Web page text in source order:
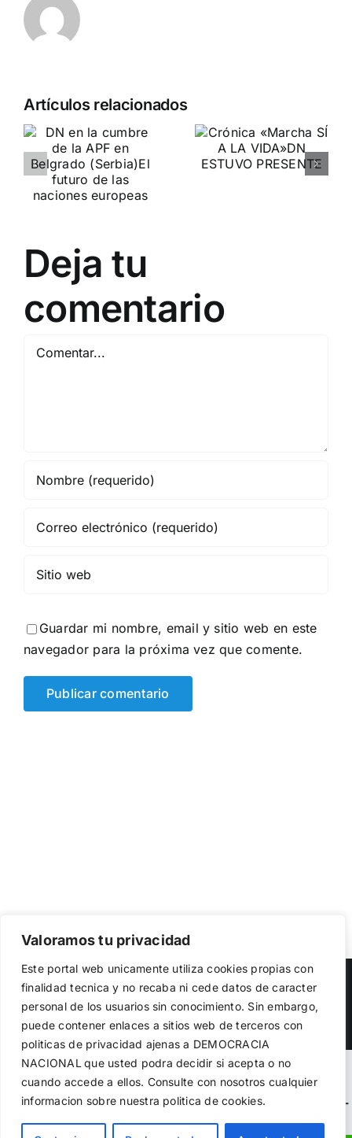
Valoramos tu privacidad
Este portal web unicamente utiliza cookies propias con
finalidad tecnica y no recaba ni cede datos de caracter
personal de los usuarios sin conocimiento. Sin embargo,
puede contener enlaces a sitios web de terceros con
politicas de privacidad ajenas a DEMOCRACIA
NACIONAL que usted podra decidir si acepta o no
cuando accede a ellos. Consulte con nosotros cualquier
informacion sobre nuestra politica de cookies.
Artículos relacionados
Crónica
«Marcha SÍ
A LA VIDA»
DN ESTUVO PRESENTE
DN en la
Reunión
Deja tu
comentario
Guardar mi nombre, email y sitio web en este
navegador para la próxima vez que comente.
Copyright 2023 | Democracia Nacional | All Rights Reserved
Facebook
TwitterInstagram
Warning: Undefined variable $visibility_homepage in
/home/demopwcr/public_html/wp-content/plugins/kn-
mobile-sharebar/kn_mobile_sharebar.phpon line71
el funcionamiento de la web, medir su uso y mejorar
nuestros servicios. Puede aceptar todas las cookies,
rechazar las no necesarias o configurar sus preferencias.
Política de cookies
Aceptar todo
Rechazar